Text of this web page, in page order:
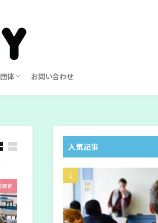
願い
ィング
グについて
体
について
オ配信
マガアーカイブ
募集
ッフ募集
お問い合わせ
教育
人気記事